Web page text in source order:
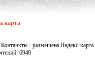
карта
- размещена Яндекс-
6940